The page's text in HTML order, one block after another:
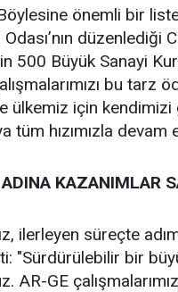
önemli bir
düzenlediği
500 Büyük Sanayi
bu
ülkemiz için
tüm hızımızla devam
KAZANIMLAR
ilerleyen süreçte
"Sürdürülebilir bir
AR-GE